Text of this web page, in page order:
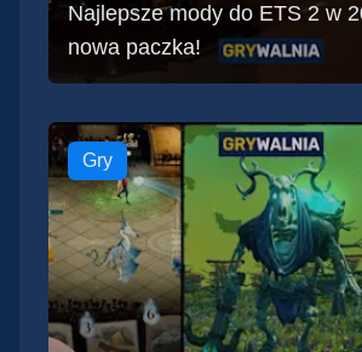
Najlepsze mody do ETS 2 w
nowa paczka!
Gry